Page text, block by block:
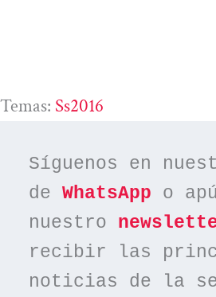
Temas: Ss2016
Síguenos en
de WhatsApp o
nuestro
recibir las
noticias de la